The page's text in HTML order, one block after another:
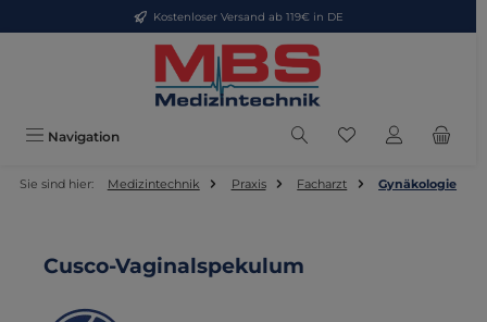
Zum Hauptinhalt springenKostenloser Versand ab 119€ in DE
Navigation Du hast 0
Sie sind hier: Medizintechnik Praxis Facharzt Gynäkologie
Cusco-Vaginalspekulum